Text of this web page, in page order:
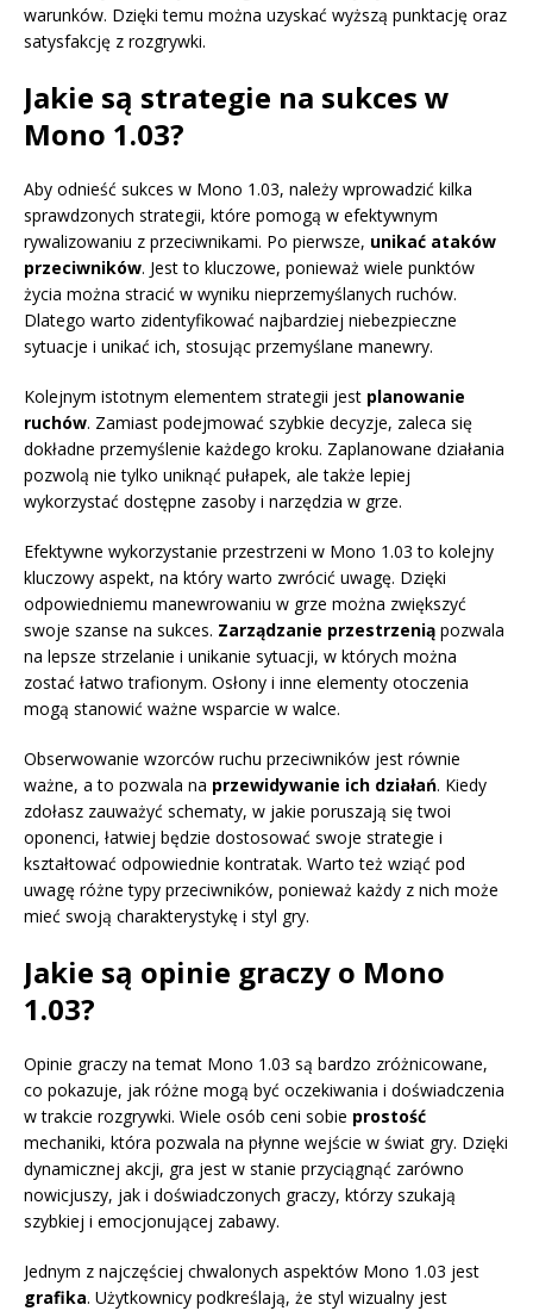
warunków. Dzięki temu można uzyskać wyższą punktację oraz
satysfakcję z rozgrywki.
Jakie są strategie na sukces w
Mono 1.03?
Aby odnieść sukces w Mono 1.03, należy wprowadzić kilka
sprawdzonych strategii, które pomogą w efektywnym
rywalizowaniu z przeciwnikami. Po pierwsze, unikać ataków
przeciwników. Jest to kluczowe, ponieważ wiele punktów
życia można stracić w wyniku nieprzemyślanych ruchów.
Dlatego warto zidentyfikować najbardziej niebezpieczne
sytuacje i unikać ich, stosując przemyślane manewry.
Kolejnym istotnym elementem strategii jest planowanie
ruchów. Zamiast podejmować szybkie decyzje, zaleca się
dokładne przemyślenie każdego kroku. Zaplanowane działania
pozwolą nie tylko uniknąć pułapek, ale także lepiej
wykorzystać dostępne zasoby i narzędzia w grze.
Efektywne wykorzystanie przestrzeni w Mono 1.03 to kolejny
kluczowy aspekt, na który warto zwrócić uwagę. Dzięki
odpowiedniemu manewrowaniu w grze można zwiększyć
swoje szanse na sukces. Zarządzanie przestrzenią pozwala
na lepsze strzelanie i unikanie sytuacji, w których można
zostać łatwo trafionym. Osłony i inne elementy otoczenia
mogą stanowić ważne wsparcie w walce.
Obserwowanie wzorców ruchu przeciwników jest równie
ważne, a to pozwala na przewidywanie ich działań. Kiedy
zdołasz zauważyć schematy, w jakie poruszają się twoi
oponenci, łatwiej będzie dostosować swoje strategie i
kształtować odpowiednie kontratak. Warto też wziąć pod
uwagę różne typy przeciwników, ponieważ każdy z nich może
mieć swoją charakterystykę i styl gry.
Jakie są opinie graczy o Mono
1.03?
Opinie graczy na temat Mono 1.03 są bardzo zróżnicowane,
co pokazuje, jak różne mogą być oczekiwania i doświadczenia
w trakcie rozgrywki. Wiele osób ceni sobie prostość
mechaniki, która pozwala na płynne wejście w świat gry. Dzięki
dynamicznej akcji, gra jest w stanie przyciągnąć zarówno
nowicjuszy, jak i doświadczonych graczy, którzy szukają
szybkiej i emocjonującej zabawy.
Jednym z najczęściej chwalonych aspektów Mono 1.03 jest
grafika. Użytkownicy podkreślają, że styl wizualny jest